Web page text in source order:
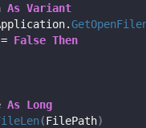
As Variant
False Then
As Long
(FilePath)